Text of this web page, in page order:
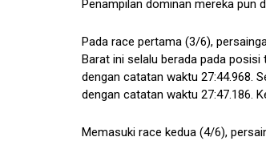
Penampilan dominan mereka pun
Pada race pertama (3/6),
Barat ini selalu berada pada
dengan catatan waktu 27:44.968.
dengan catatan waktu 27:47.186.
Memasuki race kedua (4/6),